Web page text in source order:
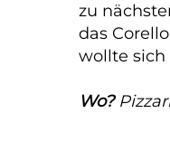
zu
das
wollte sich
Wo?